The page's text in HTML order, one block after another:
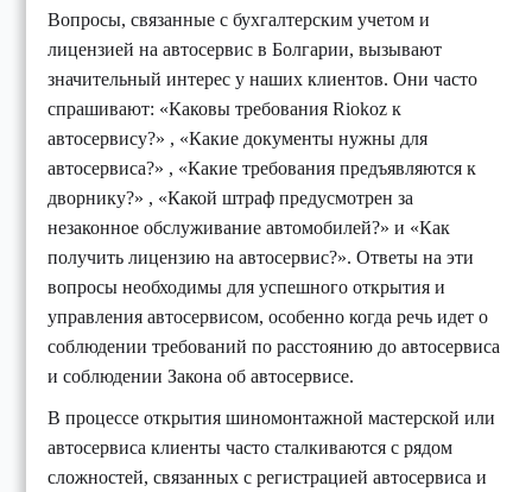
Вопросы, связанные с бухгалтерским учетом и
лицензией на автосервис в Болгарии, вызывают
значительный интерес у наших клиентов. Они часто
спрашивают: «Каковы требования Riokoz к
автосервису?» , «Какие документы нужны для
автосервиса?» , «Какие требования предъявляются к
дворнику?» , «Какой штраф предусмотрен за
незаконное обслуживание автомобилей?» и «Как
получить лицензию на автосервис?». Ответы на эти
вопросы необходимы для успешного открытия и
управления автосервисом, особенно когда речь идет о
соблюдении требований по расстоянию до автосервиса
и соблюдении Закона об автосервисе.
В процессе открытия шиномонтажной мастерской или
автосервиса клиенты часто сталкиваются с рядом
сложностей, связанных с регистрацией автосервиса и